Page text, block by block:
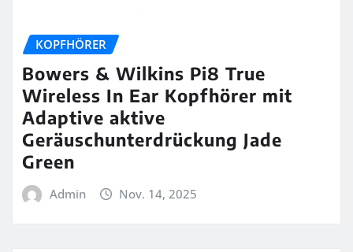
KOPFHÖRER
Bowers & Wilkins Pi8 True
Wireless In Ear Kopfhörer mit
Adaptive aktive
Geräuschunterdrückung Jade
Green
Admin Nov. 14, 2025